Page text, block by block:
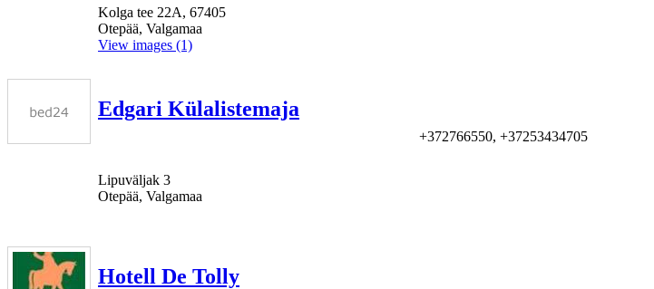
Kolga tee 22A, 67405
Otepää, Valgamaa
View images (1)
Edgari Külalistemaja
Lipuväljak 3
Otepää, Valgamaa
+372766550, +37253434705
Hotell De Tolly